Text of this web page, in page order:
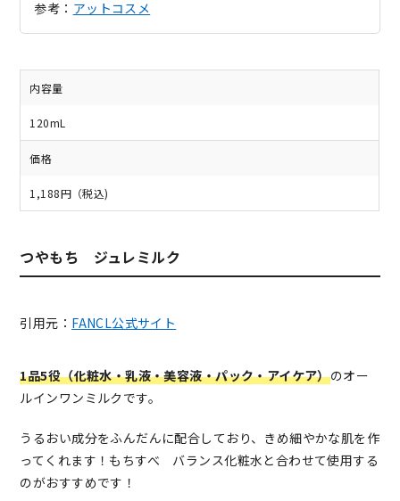
参考： アットコスメ
内容量
120mL
価格
1,188円（税込)
つやもち ジュレミルク
引用元： FANCL公式サイト
1品5役（化粧水・乳液・美容液・パック・アイケア）のオー
ルインワンミルクです。
うるおい成分をふんだんに配合しており、きめ細やかな肌を作
ってくれます！もちすべ バランス化粧水と合わせて使用する
のがおすすめです！